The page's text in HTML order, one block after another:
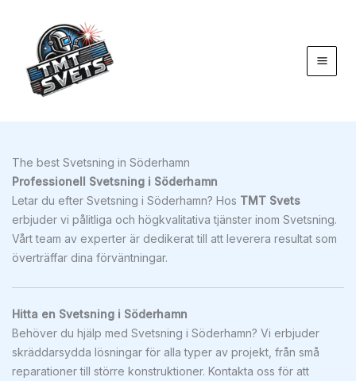
innehåll
The best Svetsning in Söderhamn
Professionell Svetsning i Söderhamn
Letar du efter Svetsning i Söderhamn? Hos TMT Svets
erbjuder vi pålitliga och högkvalitativa tjänster inom Svetsning.
Vårt team av experter är dedikerat till att leverera resultat som
överträffar dina förväntningar.
Hitta en Svetsning i Söderhamn
Behöver du hjälp med Svetsning i Söderhamn? Vi erbjuder
skräddarsydda lösningar för alla typer av projekt, från små
reparationer till större konstruktioner. Kontakta oss för att